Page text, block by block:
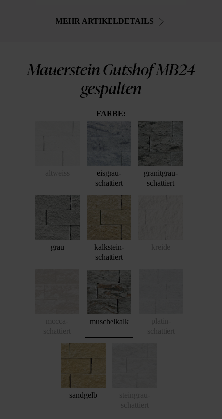
MEHR ARTIKELDETAILS
Mauerstein Gutshof MB24
gespalten
FARBE:
eisgrau-
schattiert
granitgrau-
schattiert
grau
kalkstein-
schattiert
muschelkalk
sandgelb